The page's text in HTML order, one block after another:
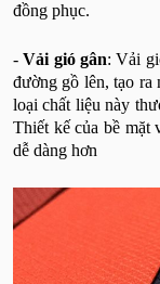
đồng phục.
- Vải gió gân: Vải
đường gồ lên, tạo
loại chất liệu này
Thiết kế của bề mặt
dễ dàng hơn